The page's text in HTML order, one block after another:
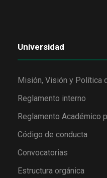
Universidad
Misión, Visión y Política
Reglamento interno
Reglamento Académico
Código de conducta
Convocatorias
Estructura orgánica